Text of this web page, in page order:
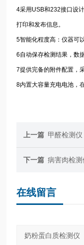
4采用USB和232接口设
打印和发布信息。
5智能化程度高：仪器可
6自动保存检测结果，数
7提供完备的附件配置，
8内置大容量充电电池，
上一篇 甲醛检测仪
下一篇 病害肉检测
在线留言